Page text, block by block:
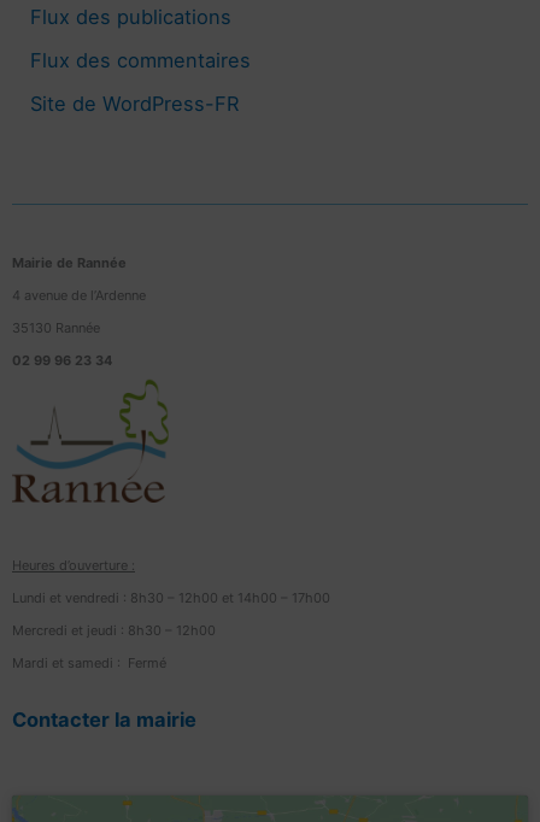
Flux des publications
Flux des commentaires
Site de WordPress-FR
Mairie de Rannée
4 avenue de l’Ardenne
35130 Rannée
02 99 96 23 34
Heures d’ouverture :
Lundi et vendredi : 8h30 – 12h00 et 14h00 – 17h00
Mercredi et jeudi : 8h30 – 12h00
Mardi et samedi : Fermé
Contacter la mairie